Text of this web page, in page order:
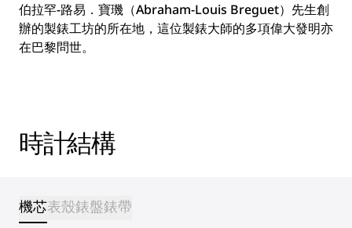
伯拉罕-路易．寶璣（Abraham-Louis Breguet）先生創
辦的製錶工坊的所在地，這位製錶大師的多項偉大發明亦
在巴黎問世。
時計結構
機芯表殼錶盤錶帶